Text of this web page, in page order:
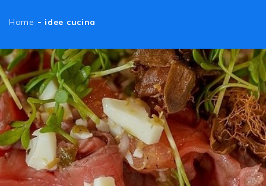
Home - idee cucina